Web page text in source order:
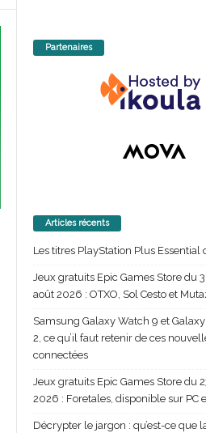
Partenaires
Articles récents
Les titres PlayStation Plus Essential
Jeux gratuits Epic Games Store du
août 2026 : OTXO, Sol Cesto et
Samsung Galaxy Watch 9 et
2, ce qu’il faut retenir de ces
connectées
Jeux gratuits Epic Games Store du
2026 : Foretales, disponible sur PC
Décrypter le jargon : qu’est-ce que